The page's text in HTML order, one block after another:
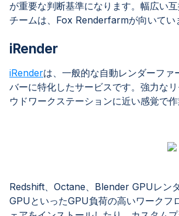
が重要な判断基準になります。幅広い
チームは、Fox Renderfarmが向いてい
iRender
iRenderは、一般的な自動レンダーフ
バーに特化したサービスです。強力な
ウドワークステーションに近い感覚で作
Redshift、Octane、Blender GPUレン
GPUといったGPU負荷の高いワークフ